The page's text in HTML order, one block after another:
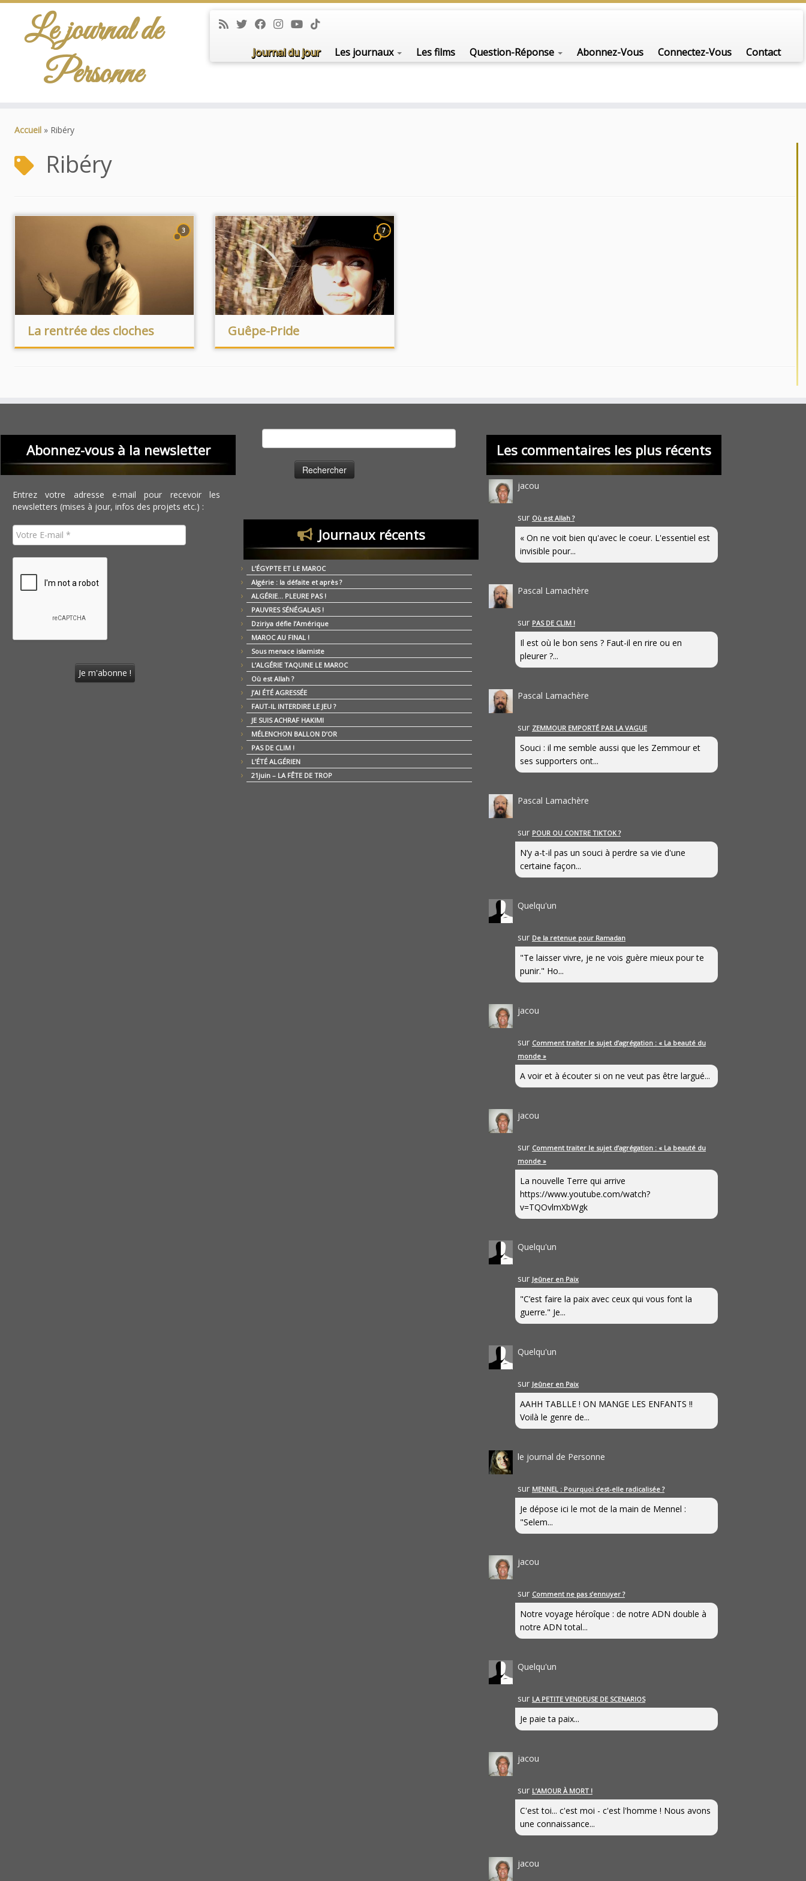
Le journal de
Personne
Journal du jour Les journaux Les films Question-Réponse Abonnez-Vous Connectez-Vous Contact
Accueil » Ribéry
Ribéry
3
La rentrée des cloches
7
Guêpe-Pride
Abonnez-vous à la newsletter
Entrez votre adresse e-mail pour recevoir les
newsletters (mises à jour, infos des projets etc.) :
Journaux récents
L’ÉGYPTE ET LE MAROC
Algérie : la défaite et après ?
ALGÉRIE… PLEURE PAS !
PAUVRES SÉNÉGALAIS !
Dziriya défie l’Amérique
MAROC AU FINAL !
Sous menace islamiste
L’ALGÉRIE TAQUINE LE MAROC
Où est Allah ?
J’AI ÉTÉ AGRESSÉE
FAUT-IL INTERDIRE LE JEU ?
JE SUIS ACHRAF HAKIMI
MÉLENCHON BALLON D’OR
PAS DE CLIM !
L’ÉTÉ ALGÉRIEN
21juin – LA FÊTE DE TROP
Les commentaires les plus récents
jacou
sur Où est Allah ?
« On ne voit bien qu'avec le coeur. L'essentiel est
invisible pour...
Pascal Lamachère
sur PAS DE CLIM !
Il est où le bon sens ? Faut-il en rire ou en
pleurer ?...
Pascal Lamachère
sur ZEMMOUR EMPORTÉ PAR LA VAGUE
Souci : il me semble aussi que les Zemmour et
ses supporters ont...
Pascal Lamachère
sur POUR OU CONTRE TIKTOK ?
N’y a-t-il pas un souci à perdre sa vie d'une
certaine façon...
Quelqu'un
sur De la retenue pour Ramadan
"Te laisser vivre, je ne vois guère mieux pour te
punir." Ho...
jacou
sur Comment traiter le sujet d’agrégation : « La beauté du
monde »
A voir et à écouter si on ne veut pas être largué...
jacou
sur Comment traiter le sujet d’agrégation : « La beauté du
monde »
La nouvelle Terre qui arrive
https://www.youtube.com/watch?
v=TQOvlmXbWgk
Quelqu'un
sur Jeûner en Paix
"C’est faire la paix avec ceux qui vous font la
guerre." Je...
Quelqu'un
sur Jeûner en Paix
AAHH TABLLE ! ON MANGE LES ENFANTS !!
Voilà le genre de...
le journal de Personne
sur MENNEL : Pourquoi s’est-elle radicalisée ?
Je dépose ici le mot de la main de Mennel :
"Selem...
jacou
sur Comment ne pas s’ennuyer ?
Notre voyage héroîque : de notre ADN double à
notre ADN total...
Quelqu'un
sur LA PETITE VENDEUSE DE SCENARIOS
Je paie ta paix...
jacou
sur L’AMOUR À MORT !
C'est toi... c'est moi - c'est l'homme ! Nous avons
une connaissance...
jacou